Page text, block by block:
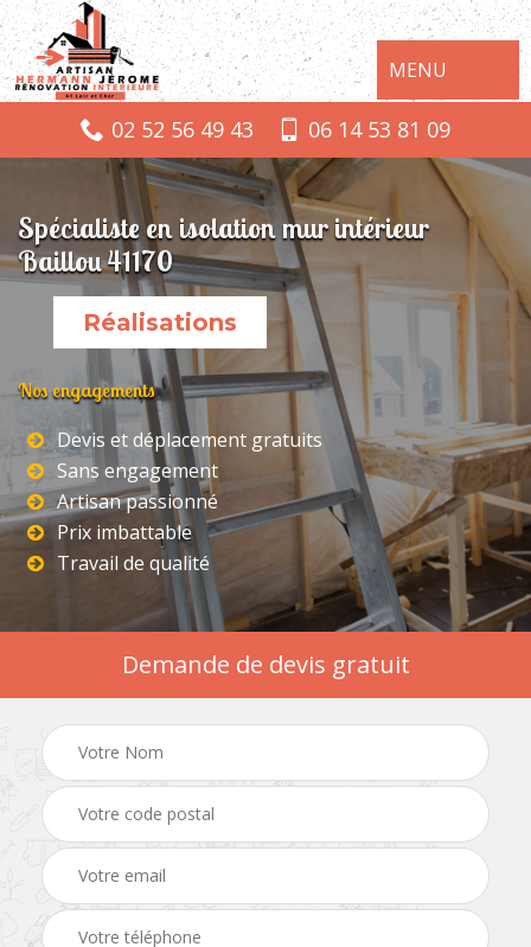
MENU
02 52 56 49 43 06 14 53 81 09
Spécialiste en isolation mur intérieur
Baillou 41170
Réalisations
Nos engagements
Devis et déplacement gratuits
Sans engagement
Artisan passionné
Prix imbattable
Travail de qualité
Demande de devis gratuit